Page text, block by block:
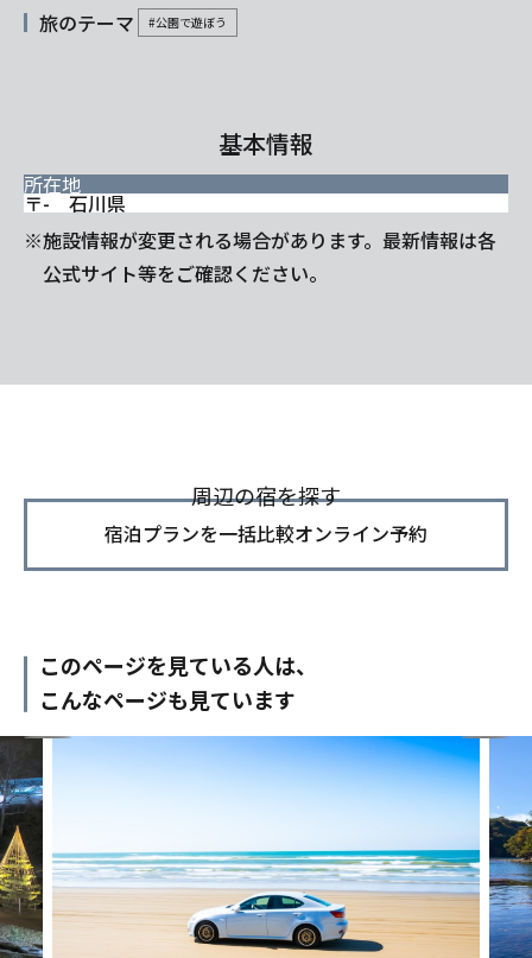
旅のテーマ #公園で遊ぼう
基本情報
所在地
〒- 石川県
※施設情報が変更される場合があります。最新情報は各
公式サイト等をご確認ください。
周辺の宿を探す
宿泊プランを一括比較オンライン予約
このページを見ている人は、
こんなページも見ています